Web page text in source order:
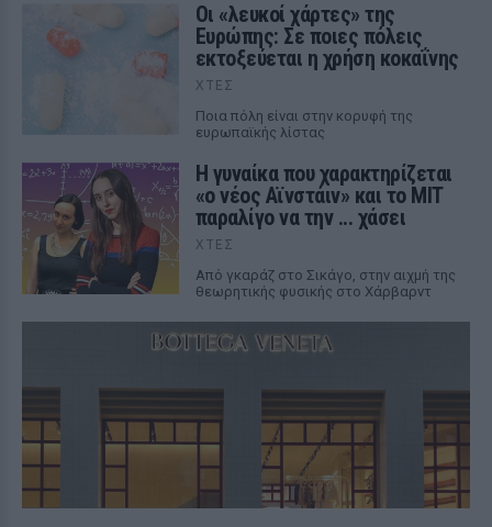
Οι «λευκοί χάρτες» της
Ευρώπης: Σε ποιες πόλεις
εκτοξεύεται η χρήση κοκαΐνης
ΧΤΕΣ
Ποια πόλη είναι στην κορυφή της
ευρωπαϊκής λίστας
Η γυναίκα που χαρακτηρίζεται
«ο νέος Αϊνστάιν» και το MIT
παραλίγο να την ... χάσει
ΧΤΕΣ
Από γκαράζ στο Σικάγο, στην αιχμή της
θεωρητικής φυσικής στο Χάρβαρντ